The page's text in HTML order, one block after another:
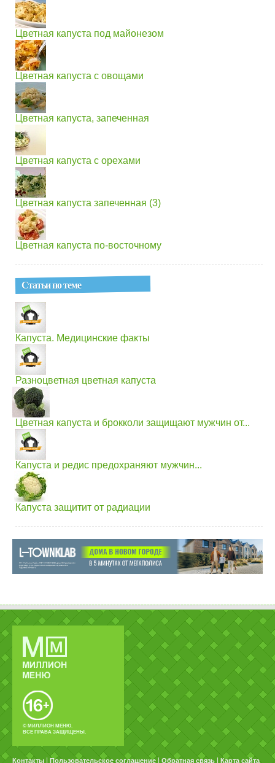
Цветная капуста под майонезом
Цветная капуста с овощами
Цветная капуста, запеченная
Цветная капуста с орехами
Цветная капуста запеченная (3)
Цветная капуста по-восточному
Статьи по теме
Капуста. Медицинские факты
Разноцветная цветная капуста
Цветная капуста и брокколи защищают мужчин от...
Капуста и редис предохраняют мужчин...
Капуста защитит от радиации
© МИЛЛИОН МЕНЮ.
ВСЕ ПРАВА ЗАЩИЩЕНЫ.
Контакты Пользовательское соглашение Обратная связь Карта сайта